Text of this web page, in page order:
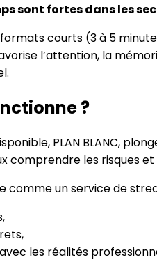
sont fortes dans les
formats courts (3 à 5
l’attention, la
?
PLAN BLANC,
comprendre les risques et
comme un service de
les réalités